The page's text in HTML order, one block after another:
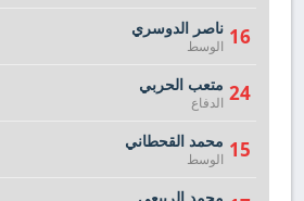
16 ناصر الدوسري
الوسط
24 متعب الحربي
الدفاع
15 محمد القحطاني
الوسط